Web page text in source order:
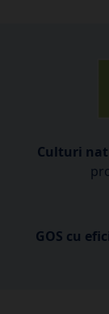
Culturi
GOS cu